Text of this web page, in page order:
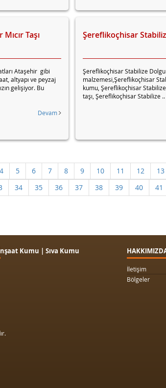
Taşı
Ataşehir gibi
altyapı ve peyzaj
gelişiyor. Bu
Devam
Şereflikoçhisar
Şereflikoçhisar Stabilize Dolgu
malzemesi,Şereflikoçhisar
kumu, Şereflikoçhisar Stabilize
taşı, Şereflikoçhisar Stabilize ..
4 5 6 7 8 9 10 11 12 13
34 35 36 37 38 39 40 41
Kumu | Sıva Kumu
İletişim
Bölgeler